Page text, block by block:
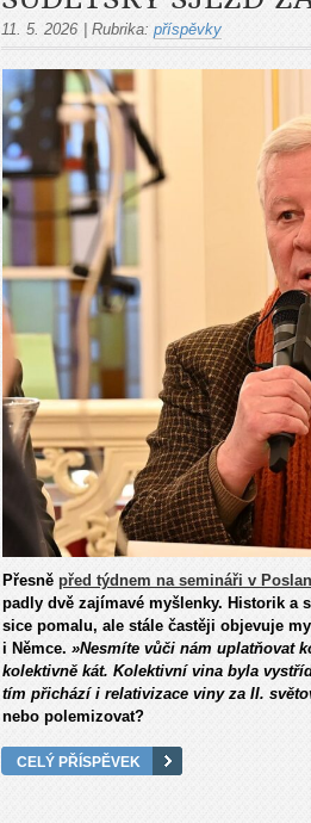
11. 5. 2026 Rubrika: příspěvky
Přesně před týdnem na semináři v
padly dvě zajímavé myšlenky. Historik a
sice pomalu, ale stále častěji objevuje
i Němce. »Nesmíte vůči nám uplatňovat
kolektivně kát. Kolektivní vina byla
tím přichází i relativizace viny za II.
nebo polemizovat?
CELÝ PŘÍSPĚVEK